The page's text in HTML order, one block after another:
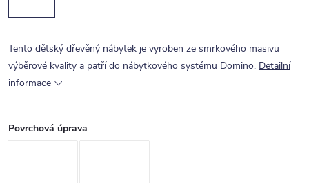
Tento dětský dřevěný nábytek je vyroben ze smrkového masivu
výběrové kvality a patří do nábytkového systému Domino. Detailní
informace
Povrchová úprava